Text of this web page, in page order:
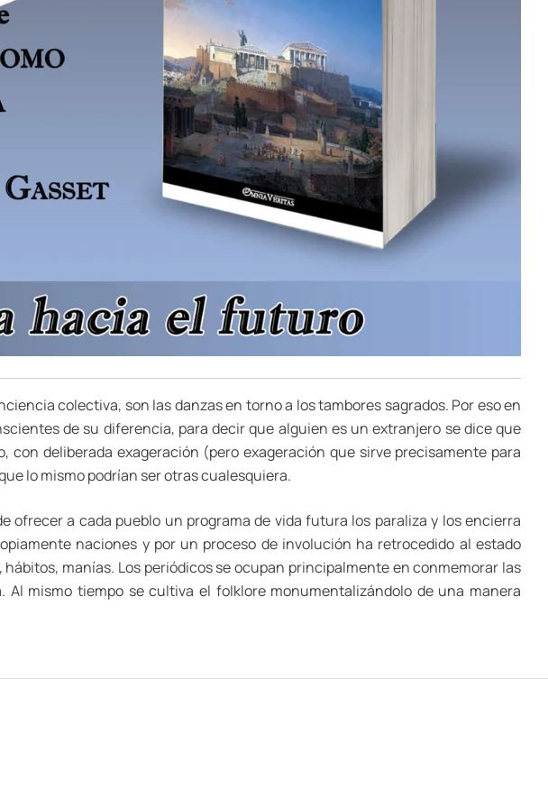
colectiva, son las danzas en torno a los tambores sagrados. Por eso en
de su diferencia, para decir que alguien es un extranjero se dice que
con deliberada exageración (pero exageración que sirve precisamente para
lo mismo podrían ser otras cualesquiera.
ofrecer a cada pueblo un programa de vida futura los paraliza y los encierra
naciones y por un proceso de involución ha retrocedido al estado
manías. Los periódicos se ocupan principalmente en conmemorar las
mismo tiempo se cultiva el folklore monumentalizándolo de una manera